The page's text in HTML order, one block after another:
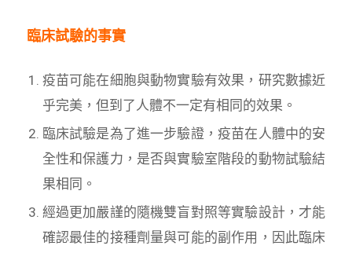
臨床試驗的事實
疫苗可能在細胞與動物實驗有效果，研究數據近
乎完美，但到了人體不一定有相同的效果。
臨床試驗是為了進一步驗證，疫苗在人體中的安
全性和保護力，是否與實驗室階段的動物試驗結
果相同。
經過更加嚴謹的隨機雙盲對照等實驗設計，才能
確認最佳的接種劑量與可能的副作用，因此臨床